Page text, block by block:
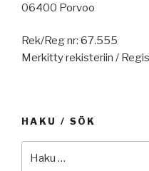
Super
Bowl
06400 Porvoo
Rek/Reg nr: 67.555
Merkitty rekisteriin /
HAKU / SÖK